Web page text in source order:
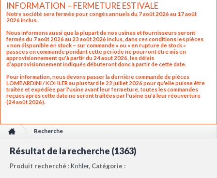
INFORMATION – FERMETURE ESTIVALE
Notre société sera fermée pour congés annuels du 7 août 2026 au 17 août
2026 inclus.
Nous informons aussi que la plupart de nos usines et fournisseurs seront
fermés du 7 août 2026 au 23 août 2026 inclus, dans ces conditions les pièces
« non disponible en stock – sur commande » ou « en rupture de stock »
passées en commande pendant cette période ne pourront être mis en
approvisionnement qu'à partir du 24 aout 2026, les délais
d’approvisionnement indiqués débuteront donc à partir de cette date.
Pour information, nous devons passer la dernière commande de pièces
LOMBARDINI / KOHLER au plus tard le 22 juillet 2026 pour qu'elle puisse être
traitée et expédiée par l'usine avant leur fermeture, toutes les commandes
reçues après cette date ne seront traitées par l'usine qu'à leur réouverture
(24 août 2026).
Recherche
Résultat de la recherche (1363)
Produit recherché :Kohler, Catégorie :